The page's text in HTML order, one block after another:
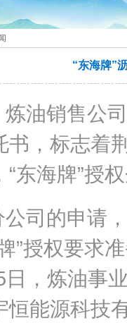
“东海牌”
油销售公
书，标志着
“东海牌”授
司的申请
”授权要求
日，炼油事
恒能源科技